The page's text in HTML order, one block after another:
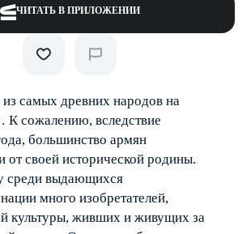
ЧИТАТЬ В ПРИЛОЖЕНИИ
самых древних народов на
К сожалению, вследствие
большинство армян
от своей исторической родины.
среди выдающихся
много изобретателей,
культуры, живших и живущих за